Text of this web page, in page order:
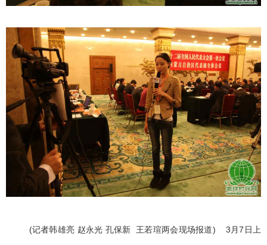
(记者韩雄亮 赵永光 孔保新 王若瑄两会现场报道) 3月7日上